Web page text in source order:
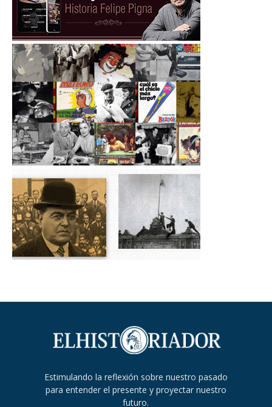
Estimulando la reflexión sobre nuestro pasado
para entender el presente y proyectar nuestro
futuro.